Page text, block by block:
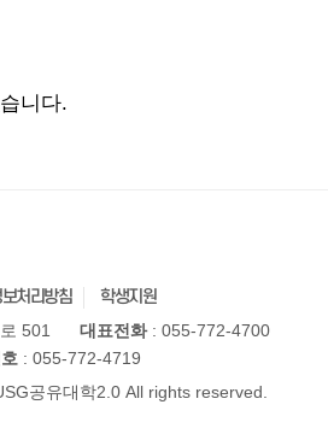
니다.
처리방침 학생지원
501 대표전화: 055-772-4700
: 055-772-4719
공유대학2.0 All rights reserved.